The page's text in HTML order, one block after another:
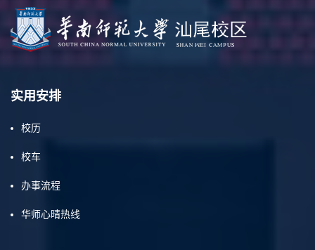
实用安排
校历
校车
办事流程
华师心晴热线